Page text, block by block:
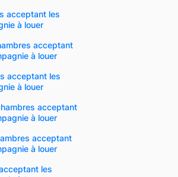
acceptant les
à louer
acceptant
à louer
acceptant les
à louer
acceptant
à louer
acceptant
à louer
les